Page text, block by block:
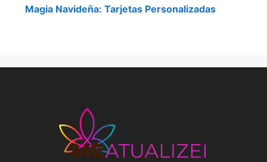
Magia Navideña: Tarjetas Personalizadas